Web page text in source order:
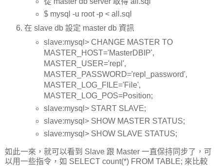
$ mysql -u root -p < all.sql
在 slave db 設定 master db 資訊
slave:mysql> CHANGE MASTER TO
MASTER_HOST='MasterDBIP',
MASTER_USER='repl',
MASTER_PASSWORD='repl_password',
MASTER_LOG_FILE='File',
MASTER_LOG_POS=Position;
slave:mysql> START SLAVE;
slave:mysql> SHOW MASTER STATUS;
slave:mysql> SHOW SLAVE STATUS;
如此一來，就可以看到 Slave 跟 Master 一直保持同步了，可
以用一些指令，如 SELECT count(*) FROM TABLE; 來比較